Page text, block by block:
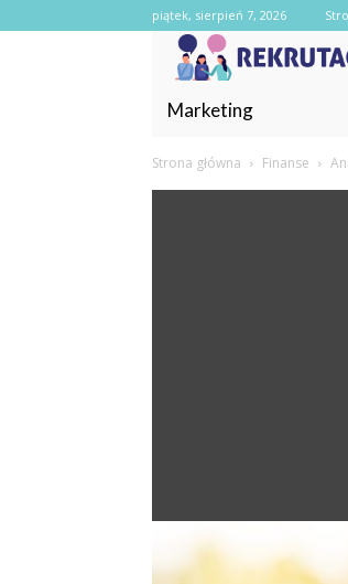
piątek, sierpień 7, 2026
Marketing
Strona główna Finanse